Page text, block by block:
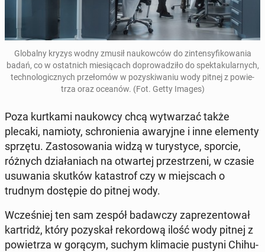
Glo­bal­ny kryzys wodny zmusił na­ukow­ców do zin­ten­sy­fi­ko­wa­nia
badań, co w ostat­nich mie­sią­cach do­pro­wa­dzi­ło do spek­ta­ku­lar­nych,
tech­no­lo­gicz­nych prze­ło­mów w po­zy­ski­wa­niu wody pitnej z po­wie­
trza oraz oceanów. (Fot. Getty Images)
Poza kurt­ka­mi na­ukow­cy chcą wy­twa­rzać także
plecaki, namioty, schro­nie­nia awa­ryj­ne i inne ele­men­ty
sprzętu. Za­sto­so­wa­nia widzą w tu­ry­sty­ce, sporcie,
różnych dzia­ła­niach na otwar­tej prze­strze­ni, w czasie
usu­wa­nia skutków ka­ta­strof czy w miej­scach o
trudnym do­stę­pie do pitnej wody.
Wcze­śniej ten sam zespół ba­daw­czy za­pre­zen­to­wał
kar­tridż, który po­zy­skał re­kor­do­wą ilość wody pitnej z
po­wie­trza w gorącym, suchym kli­ma­cie pustyni Chi­hu­